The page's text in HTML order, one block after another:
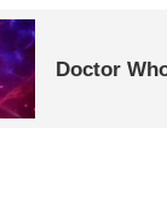
Doctor